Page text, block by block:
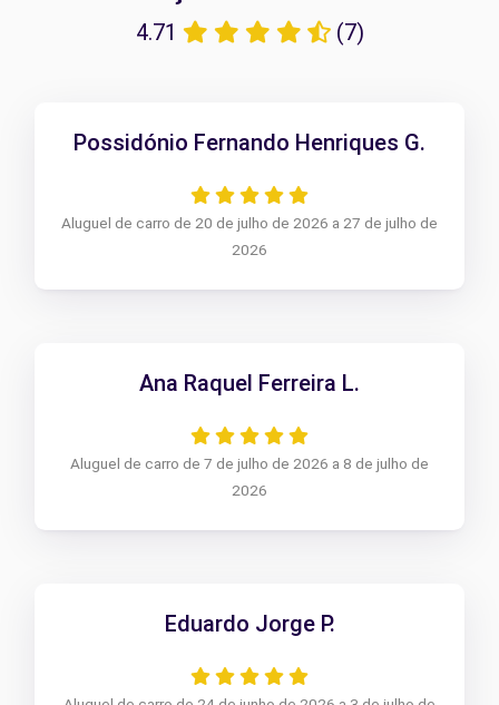
4.71 (7)
Possidónio Fernando Henriques G.
Aluguel de carro de 20 de julho de 2026 a 27 de julho de
2026
Ana Raquel Ferreira L.
Aluguel de carro de 7 de julho de 2026 a 8 de julho de
2026
Eduardo Jorge P.